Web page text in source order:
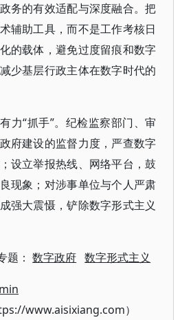
务的有效适配与深度融合。把
辅助工具，而不是工作考核日
的载体，避免过度留痕和数字
少基层行政主体在数字时代的
力“抓手”。纪检监察部门、审
府建设的监督力度，严查数字
设立举报热线、网络平台，鼓
现象；对涉事单位与个人严肃
强大震慑，铲除数字形式主义
题：数字政府 数字形式主义
www.aisixiang.com）